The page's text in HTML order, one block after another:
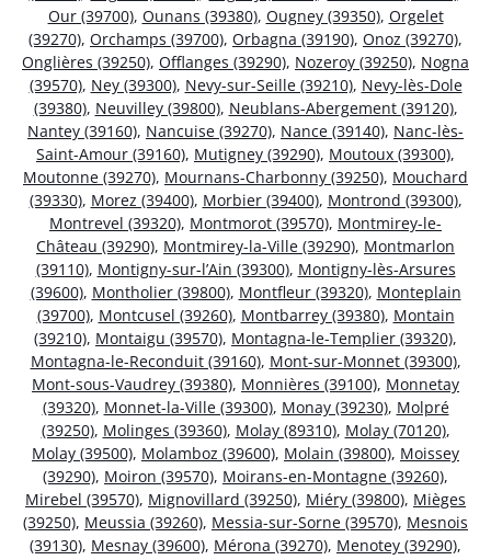
Our (39700), Ounans (39380), Ougney (39350), Orgelet
(39270), Orchamps (39700), Orbagna (39190), Onoz (39270),
Onglières (39250), Offlanges (39290), Nozeroy (39250), Nogna
(39570), Ney (39300), Nevy-sur-Seille (39210), Nevy-lès-Dole
(39380), Neuvilley (39800), Neublans-Abergement (39120),
Nantey (39160), Nancuise (39270), Nance (39140), Nanc-lès-
Saint-Amour (39160), Mutigney (39290), Moutoux (39300),
Moutonne (39270), Mournans-Charbonny (39250), Mouchard
(39330), Morez (39400), Morbier (39400), Montrond (39300),
Montrevel (39320), Montmorot (39570), Montmirey-le-
Château (39290), Montmirey-la-Ville (39290), Montmarlon
(39110), Montigny-sur-l’Ain (39300), Montigny-lès-Arsures
(39600), Montholier (39800), Montfleur (39320), Monteplain
(39700), Montcusel (39260), Montbarrey (39380), Montain
(39210), Montaigu (39570), Montagna-le-Templier (39320),
Montagna-le-Reconduit (39160), Mont-sur-Monnet (39300),
Mont-sous-Vaudrey (39380), Monnières (39100), Monnetay
(39320), Monnet-la-Ville (39300), Monay (39230), Molpré
(39250), Molinges (39360), Molay (89310), Molay (70120),
Molay (39500), Molamboz (39600), Molain (39800), Moissey
(39290), Moiron (39570), Moirans-en-Montagne (39260),
Mirebel (39570), Mignovillard (39250), Miéry (39800), Mièges
(39250), Meussia (39260), Messia-sur-Sorne (39570), Mesnois
(39130), Mesnay (39600), Mérona (39270), Menotey (39290),